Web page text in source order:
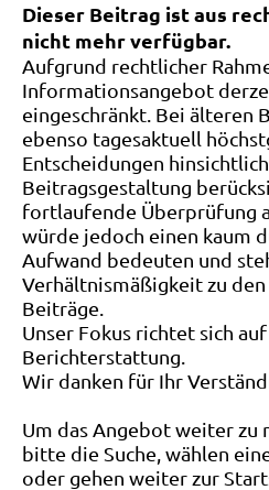
Dieser Beitrag ist aus
nicht mehr verfügbar.
Aufgrund rechtlicher
Informationsangebot
eingeschränkt. Bei älteren
ebenso tagesaktuell
Entscheidungen
Beitragsgestaltung
fortlaufende Überprüfung
würde jedoch einen kaum
Aufwand bedeuten und
Verhältnismäßigkeit zu
Beiträge.
Unser Fokus richtet sich
Berichterstattung.
Wir danken für Ihr
Um das Angebot weiter zu
bitte die Suche, wählen
oder gehen weiter zur